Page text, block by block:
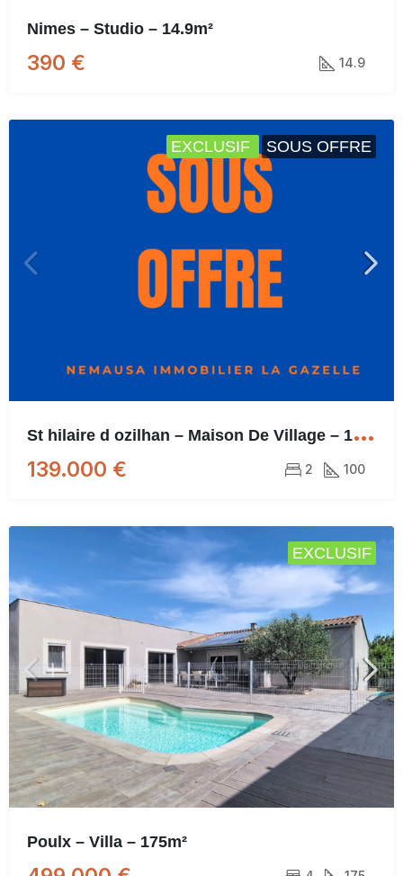
Nimes – Studio – 14.9m²
390 € 14.9
EXCLUSIF SOUS OFFRE
S
t hilaire d ozilhan – Maison De Village – 100m²
139.000 € 2 100
EXCLUSIF
Poulx – Villa – 175m²